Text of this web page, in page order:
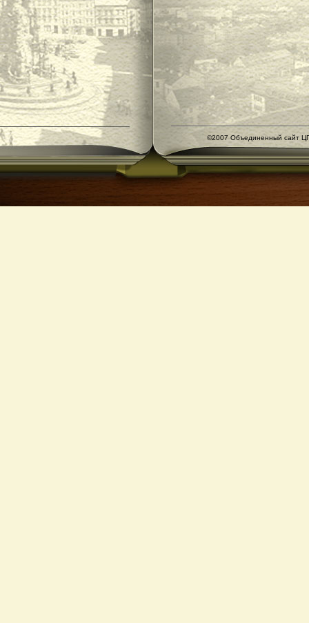
©2007 Объединенный сайт